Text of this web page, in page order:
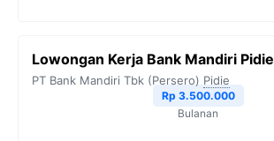
Lowongan Kerja Bank Mandiri Pidie
PT Bank Mandiri Tbk (Persero) Pidie
Rp 3.500.000
Bulanan